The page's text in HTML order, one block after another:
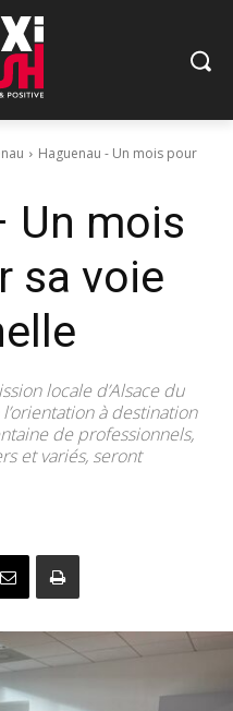
Haguenau - Un mois pour
Un mois
sa voie
locale d’Alsace du
à destination
de professionnels,
et variés, seront